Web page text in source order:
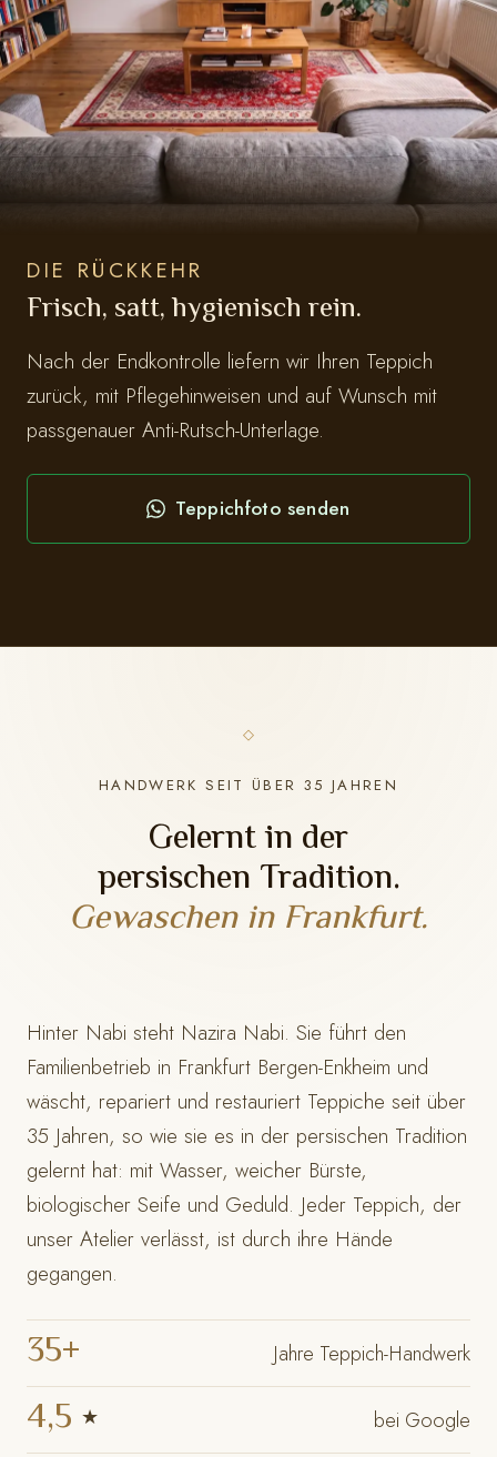
DIE RÜCKKEHR
Frisch, satt, hygienisch rein.
Nach der Endkontrolle liefern wir Ihren Teppich
zurück, mit Pflegehinweisen und auf Wunsch mit
passgenauer Anti-Rutsch-Unterlage.
Teppichfoto senden
HANDWERK SEIT ÜBER 35 JAHREN
Gelernt in der
persischen Tradition.
Gewaschen in Frankfurt.
Hinter Nabi steht Nazira Nabi. Sie führt den
Familienbetrieb in Frankfurt Bergen-Enkheim und
wäscht, repariert und restauriert Teppiche seit über
35 Jahren, so wie sie es in der persischen Tradition
gelernt hat: mit Wasser, weicher Bürste,
biologischer Seife und Geduld. Jeder Teppich, der
unser Atelier verlässt, ist durch ihre Hände
gegangen.
35+ Jahre Teppich-Handwerk
4,5 ★ bei Google